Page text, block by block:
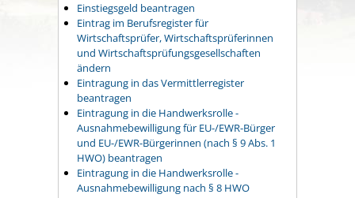
Einstiegsgeld beantragen
Eintrag im Berufsregister für
Wirtschaftsprüfer, Wirtschaftsprüferinnen
und Wirtschaftsprüfungsgesellschaften
ändern
Eintragung in das Vermittlerregister
beantragen
Eintragung in die Handwerksrolle -
Ausnahmebewilligung für EU-/EWR-Bürger
und EU-/EWR-Bürgerinnen (nach § 9 Abs. 1
HWO) beantragen
Eintragung in die Handwerksrolle -
Ausnahmebewilligung nach § 8 HWO